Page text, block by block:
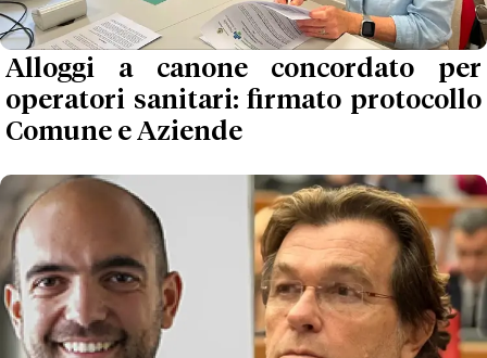
Alloggi a canone concordato per
operatori sanitari: firmato protocollo
Comune e Aziende